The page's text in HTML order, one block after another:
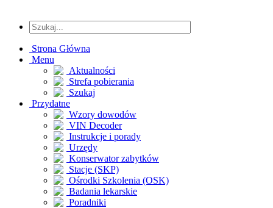
Strona Główna
Menu
Aktualności
Strefa pobierania
Szukaj
Przydatne
Wzory dowodów
VIN Decoder
Instrukcje i porady
Urzędy
Konserwator zabytków
Stacje (SKP)
Ośrodki Szkolenia (OSK)
Badania lekarskie
Poradniki